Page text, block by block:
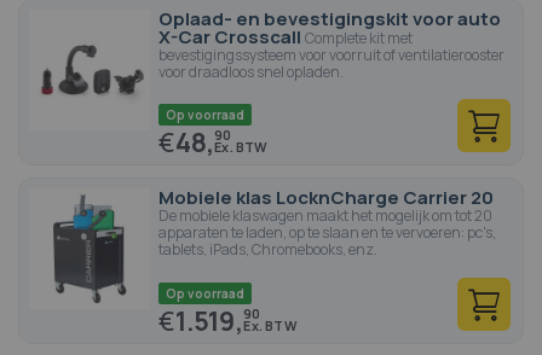
Oplaad- en bevestigingskit voor auto
X-Car Crosscall Complete kit met
bevestigingssysteem voor voorruit of ventilatierooster
voor draadloos snel opladen.
Op voorraad
€48,90
Mobiele klas LocknCharge Carrier 20
De mobiele klaswagen maakt het mogelijk om tot 20
apparaten te laden, op te slaan en te vervoeren: pc's,
tablets, iPads, Chromebooks, enz.
Op voorraad
€1.519,90